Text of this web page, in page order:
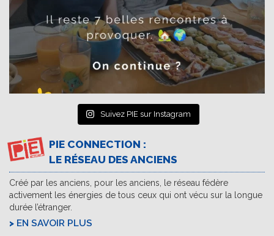
Suivez PIE sur Instagram
PIE CONNECTION :
LE RÉSEAU DES ANCIENS
Créé par les anciens, pour les anciens, le réseau fédère
activement les énergies de tous ceux qui ont vécu sur la longue
durée l’étranger.
EN SAVOIR PLUS